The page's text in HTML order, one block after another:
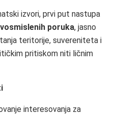
izvori, prvi put nastupa
poruka, jasno
teritorije, suvereniteta i
pritiskom niti ličnim
interesovanja za